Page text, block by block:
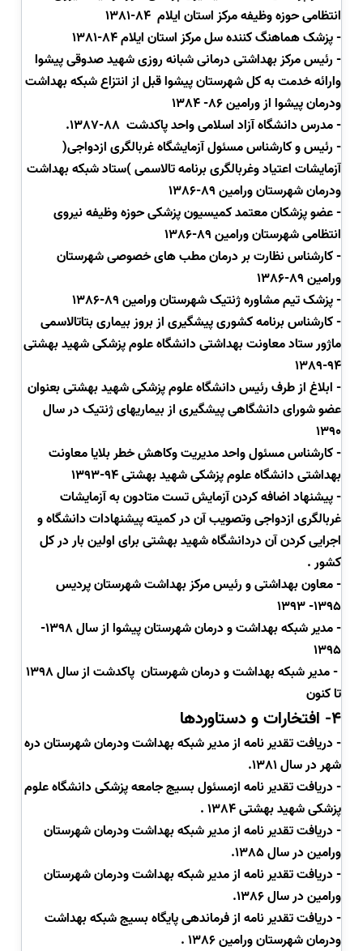
انتظامی حوزه وظیفه مرکز استان ایلام 84-1381
- پزشک هماهنگ کننده سل مرکز استان ایلام 84-1381
-رئیس مرکز بهداشتی درمانی شبانه روزی شهید صدوقی پیشوا
وارائه خدمت به کل شهرستان پیشوا قبل از انتزاع شبکه بهداشت
ودرمان پیشوا از ورامین 86- 1384
- مدرس دانشگاه آزاد اسلامی واحد پاکدشت 88-1387.
-رئیس و کارشناس مسئول آزمایشگاه غربالگری ازدواجی(
آزمایشات اعتیاد وغربالگری برنامه تالاسمی )ستاد شبکه بهداشت
ودرمان شهرستان ورامین 89-1386
-عضو پزشکان معتمد کمیسیون پزشکی حوزه وظیفه نیروی
انتظامی شهرستان ورامین 89-1386
- کارشناس نظارت بر درمان مطب های خصوصی شهرستان
ورامین 89-1386
-پزشک تیممشاوره ژنتیک شهرستان ورامین 89-1386
-کارشناس برنامه کشوری پیشگیری از بروز بیماری بتاتالاسمی
ماژور ستاد معاونت بهداشتی دانشگاه علوم پزشکی شهید بهشتی
94-1389
- ابلاغ از طرف رئیس دانشگاه علوم پزشکی شهید بهشتی بعنوان
عضو شورای دانشگاهی پیشگیری از بیماریهای ژنتیک در سال
1390
-کارشناس مسئول واحد مدیریت وکاهش خطربلایا معاونت
بهداشتی دانشگاه علوم پزشکی شهید بهشتی 94-1393
-پیشنهاد اضافه کردن آزمایش تست متادون به آزمایشات
غربالگری ازدواجی وتصویب آن در کمیته پیشنهادات دانشگاه و
اجرایی کردن آن دردانشگاه شهید بهشتی برای اولین بار در کل
کشور .
-معاون بهداشتی و رئیس مرکز بهداشت شهرستان پردیس
1395- 1393
- مدیر شبکه بهداشت و درمان شهرستان پیشوا از سال 1398-
1395
- مدیر شبکه بهداشت و درمان شهرستان پاکدشت از سال 1398
تا کنون
4- افتخارات و دستاوردها
- دریافت تقدیر نامه از مدیر شبکه بهداشت ودرمان شهرستان دره
شهر در سال 1381.
-دریافت تقدیر نامه ازمسئول بسیج جامعه پزشکی دانشگاه علوم
پزشکی شهید بهشتی 1384 .
-دریافت تقدیر نامه از مدیر شبکه بهداشت ودرمان شهرستان
ورامین در سال 1385.
- دریافت تقدیر نامه از مدیر شبکه بهداشت ودرمان شهرستان
ورامین در سال 1386.
-دریافت تقدیر نامه از فرماندهی پایگاه بسیج شبکه بهداشت
ودرمان شهرستان ورامین 1386 .